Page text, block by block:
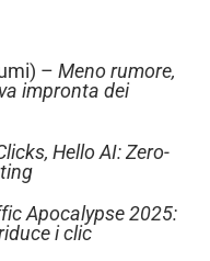
– Meno rumore,
impronta dei
Hello AI: Zero-
Apocalypse 2025:
i clic